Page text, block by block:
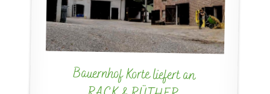
Bauernhof Korte liefert an